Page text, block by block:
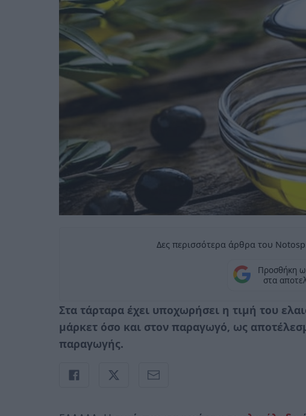
Δες περισσότερα άρθρα του
Προσθήκη
στα
Στα τάρταρα έχει υποχωρήσει η τιμή του
μάρκετ όσο και στον παραγωγό, ως
παραγωγής.